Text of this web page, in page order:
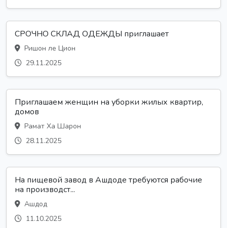
СРОЧНО СКЛАД ОДЕЖДЫ приглашает
Ришон ле Цион
29.11.2025
Приглашаем женщин на уборки жилых квартир,
домов
Рамат Ха Шарон
28.11.2025
На пищевой завод в Ашдоде требуются рабочие
на производст...
Ашдод
11.10.2025